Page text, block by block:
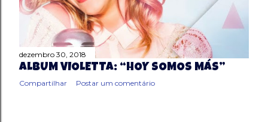
dezembro 30, 2018
ÁLBUM VIOLETTA: “HOY SOMOS MÁS”
Compartilhar Postar um comentário